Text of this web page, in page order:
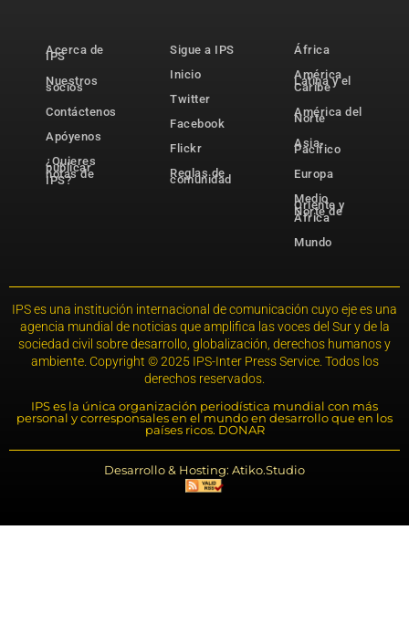
Acerca de
IPS
Nuestros
socios
Contáctenos
Apóyenos
¿Quieres
publicar
notas de
IPS?
Sigue a IPS
Inicio
Twitter
Facebook
Flickr
Reglas de
comunidad
África
América
Latina y el
Caribe
América del
Norte
Asia-
Pacífico
Europa
Medio
Oriente y
Norte de
África
Mundo
IPS es una institución internacional de comunicación cuyo eje es una
agencia mundial de noticias que amplifica las voces del Sur y de la
sociedad civil sobre desarrollo, globalización, derechos humanos y
ambiente. Copyright © 2025 IPS-Inter Press Service. Todos los
derechos reservados.
IPS es la única organización periodística mundial con más
personal y corresponsales en el mundo en desarrollo que en los
países ricos. DONAR
Desarrollo & Hosting: Atiko.Studio